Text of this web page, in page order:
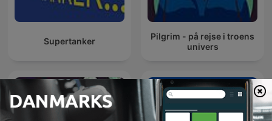
Supertanker
Pilgrim - på rejse i troens
univers